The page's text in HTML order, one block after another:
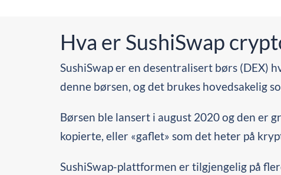
Hva er SushiSwap
SushiSwap er en desentralisert børs (DEX)
denne børsen, og det brukes hovedsakelig
Børsen ble lansert i august 2020 og den er
kopierte, eller «gaflet» som det heter på
SushiSwap-plattformen er tilgjengelig på